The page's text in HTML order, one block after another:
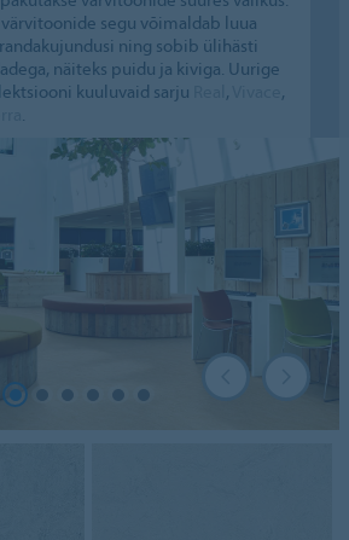
segu võimaldab luua
ning sobib ülihästi
näiteks puidu ja kiviga. Uurige
kuuluvaid sarju
,
,